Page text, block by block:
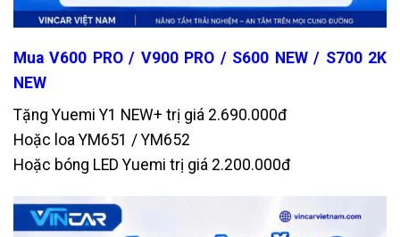
Mua V600 PRO / V900 PRO / S600 NEW / S700 2K
NEW
Tặng Yuemi Y1 NEW+ trị giá 2.690.000đ
Hoặc loa YM651 / YM652
Hoặc bóng LED Yuemi trị giá 2.200.000đ